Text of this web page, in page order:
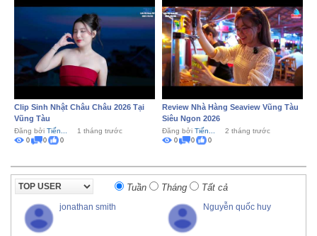
Clip Sinh Nhật Châu Châu 2026 Tại
Vũng Tàu
Đăng bởi Tiến... 1 tháng trước
0 0 0
Review Nhà Hàng Seaview Vũng Tàu
Siêu Ngon 2026
Đăng bởi Tiến... 2 tháng trước
0 0 0
Tuần Tháng Tất cả
jonathan smith Nguyễn quốc huy